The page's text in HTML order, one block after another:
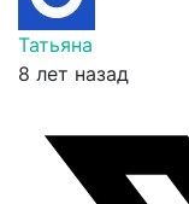
Татьяна
8 лет назад